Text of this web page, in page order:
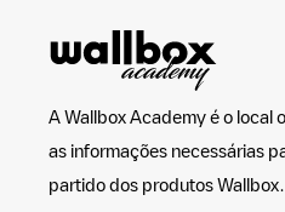
A Wallbox Academy é o local
as informações necessárias
partido dos produtos Wallbox.